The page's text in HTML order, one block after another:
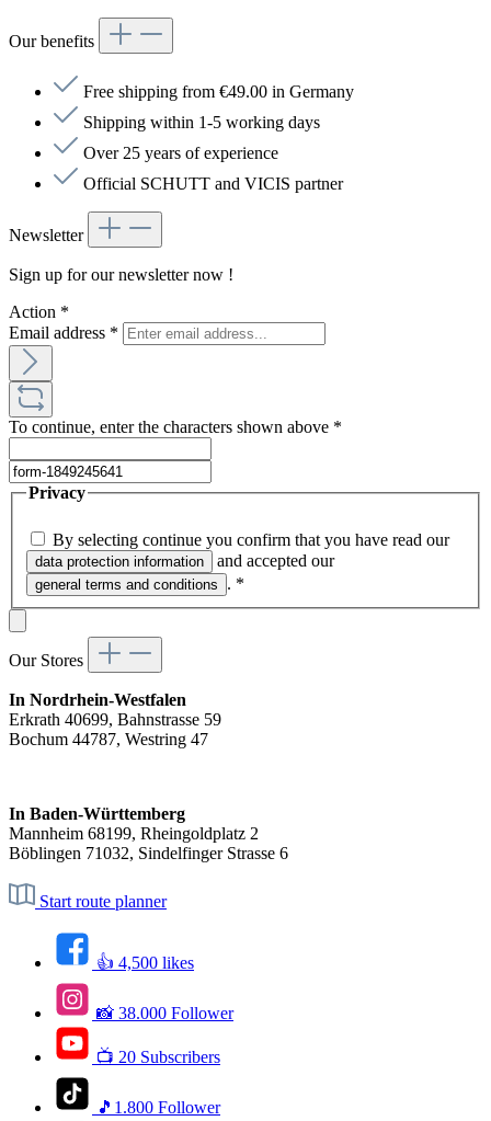
Our benefits
Free shipping from €49.00 in Germany
Shipping within 1-5 working days
Over 25 years of experience
Official SCHUTT and VICIS partner
Newsletter
Sign up for our newsletter now !
Action *
Email address *
To continue, enter the characters shown above *
Privacy
By selecting continue you confirm that you have read our
data protection information and accepted our
general terms and conditions . *
Our Stores
In Nordrhein-Westfalen
Erkrath 40699, Bahnstrasse 59
Bochum 44787, Westring 47
In Baden-Württemberg
Mannheim 68199, Rheingoldplatz 2
Böblingen 71032, Sindelfinger Strasse 6
Start route planner
👍 4,500 likes
📸 38.000 Follower
📺 20 Subscribers
🎵1.800 Follower